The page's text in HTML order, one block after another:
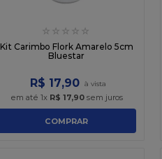
☆ ☆ ☆ ☆ ☆
Kit Carimbo Flork Amarelo 5cm
Bluestar
R$ 17,90
em até 1x R$ 17,90sem juros
COMPRAR